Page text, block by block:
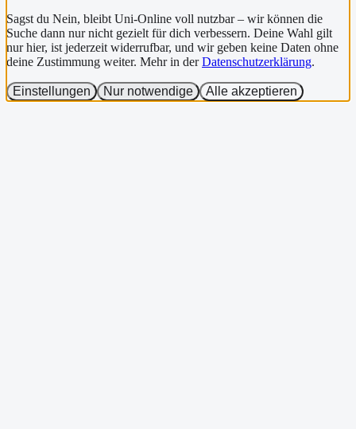
Sagst du Nein, bleibt Uni-Online voll nutzbar – wir können die
Suche dann nur nicht gezielt für dich verbessern. Deine Wahl gilt
nur hier, ist jederzeit widerrufbar, und wir geben keine Daten ohne
deine Zustimmung weiter. Mehr in der Datenschutzerklärung.
Einstellungen Nur notwendige Alle akzeptieren